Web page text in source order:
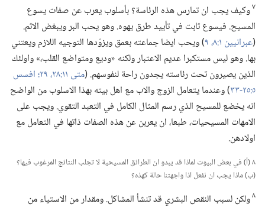
٧وكيف يجب ان تمارس هذه الرئاسة؟‏ بأسلوب يعرب عن صفات يسوع
المسيح.‏ فيسوع ثابت في تأييد طرق يهوه.‏ وهو يحب البر ويبغض الاثم.‏
(‏عبرانيين ١:‏​٨،‏ ٩
‏)‏ ويحب ايضا جماعته بعمق ويزوّدها التوجيه اللازم ويعتني
بها.‏ وهو ليس مستكبرا عديم الاعتبار ولكنه «وديع ومتواضع القلب،‏» واولئك
الذين يصيرون تحت رئاسته يجدون راحة لنفوسهم.‏ (‏متى ١١:‏​٢٨،‏ ٢٩؛‏
افسس
٥:‏​٢٥-‏٣٣
‏)‏ وعندما يتعامل الزوج والاب مع اهل بيته بهذا الاسلوب من الواضح
انه يخضع للمسيح الذي رسم المثال الكامل في التعبد التقوي.‏ ويجب على
الامهات المسيحيات،‏ طبعا،‏ ان يعربن عن هذه الصفات ذاتها في التعامل مع
اولادهن.‏
٨ (‏أ)‏ في بعض البيوت لماذا قد يبدو ان الطرائق المسيحية لا تجلب النتائج المرغوب فيها؟‏
(‏ب)‏ ماذا يجب ان نفعل اذا واجهتنا حالة كهذه؟‏
٨ولكن لسبب النقص البشري قد تنشأ المشاكل.‏ ومقدار من الاستياء من